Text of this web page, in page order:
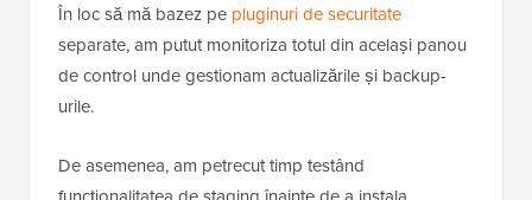
În loc să mă bazez pe pluginuri de securitate
separate, am putut monitoriza totul din același panou
de control unde gestionam actualizările și backup-
urile.
De asemenea, am petrecut timp testând